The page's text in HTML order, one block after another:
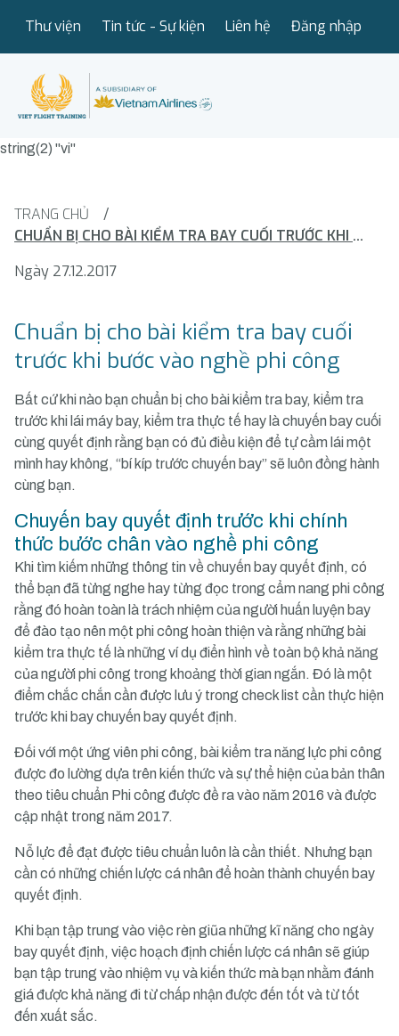
Thư viện Tin tức - Sự kiện Liên hệ Đăng nhập
string(2) "vi"
TRANG CHỦ
/
CHUẨN BỊ CHO BÀI KIỂM TRA BAY CUỐI TRƯỚC KHI BƯỚC VÀO NGHỀ PHI CÔNG
Ngày 27.12.2017
Chuẩn bị cho bài kiểm tra bay cuối
trước khi bước vào nghề phi công
Bất cứ khi nào bạn chuẩn bị cho bài kiểm tra bay, kiểm tra
trước khi lái máy bay, kiểm tra thực tế hay là chuyến bay cuối
cùng quyết định rằng bạn có đủ điều kiện để tự cầm lái một
mình hay không, “bí kíp trước chuyến bay” sẽ luôn đồng hành
cùng bạn.
Chuyến bay quyết định trước khi chính
thức bước chân vào nghề phi công
Khi tìm kiếm những thông tin về chuyến bay quyết định, có
thể bạn đã từng nghe hay từng đọc trong cẩm nang phi công
rằng đó hoàn toàn là trách nhiệm của người huấn luyện bay
để đào tạo nên một phi công hoàn thiện và rằng những bài
kiểm tra thực tế là những ví dụ điển hình về toàn bộ khả năng
của người phi công trong khoảng thời gian ngắn. Đó là một
điểm chắc chắn cần được lưu ý trong check list cần thực hiện
trước khi bay chuyến bay quyết định.
Đối với một ứng viên phi công, bài kiểm tra năng lực phi công
được đo lường dựa trên kiến thức và sự thể hiện của bản thân
theo tiêu chuẩn Phi công được đề ra vào năm 2016 và được
cập nhật trong năm 2017.
Nỗ lực để đạt được tiêu chuẩn luôn là cần thiết. Nhưng bạn
cần có những chiến lược cá nhân để hoàn thành chuyến bay
quyết định.
Khi bạn tập trung vào việc rèn giũa những kĩ năng cho ngày
bay quyết định, việc hoạch định chiến lược cá nhân sẽ giúp
bạn tập trung vào nhiệm vụ và kiến thức mà bạn nhằm đánh
giá được khả năng đi từ chấp nhận được đến tốt và từ tốt
đến xuất sắc.